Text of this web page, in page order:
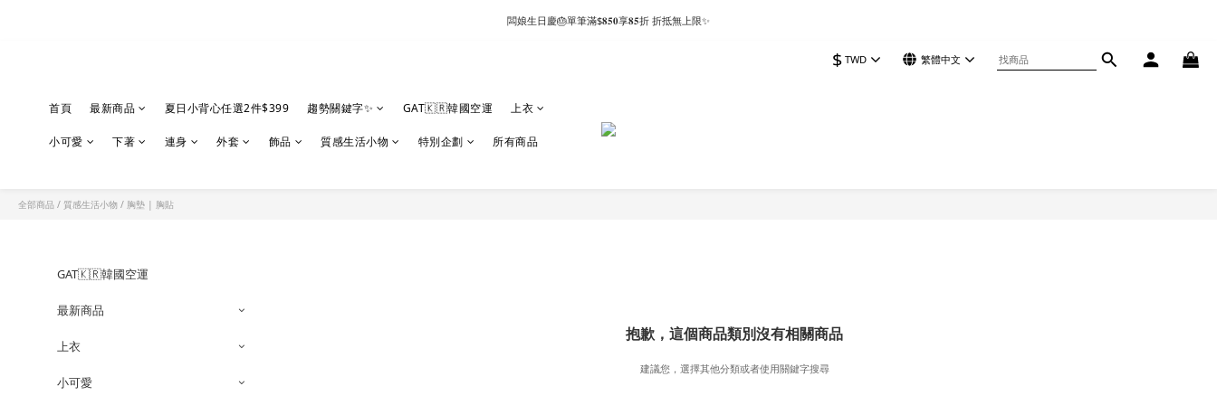
闆娘生日慶🎂單筆滿$𝟖𝟓𝟎享𝟖𝟓折 折抵無上限✨
$ TWD 繁體中文
首頁 最新商品 夏日小背心任選2件$399 趨勢關鍵字✨ GAT🇰🇷韓國空運 上衣
小可愛 下著 連身 外套 飾品 質感生活小物 特別企劃 所有商品
全部商品 / 質感生活小物 / 胸墊 | 胸貼
GAT🇰🇷韓國空運
最新商品
上衣
小可愛
抱歉，這個商品類別沒有相關商品
建議您，選擇其他分類或者使用關鍵字搜尋